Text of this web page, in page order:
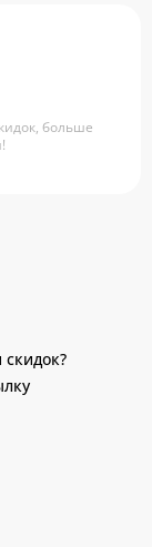
больше